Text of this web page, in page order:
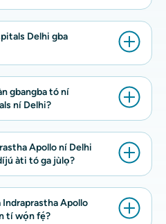
Delhi gba
gbangba tó ní
ní Delhi?
Apollo ní Delhi
àti tó ga jùlọ?
Indraprastha Apollo
tí wọ́n fẹ́?